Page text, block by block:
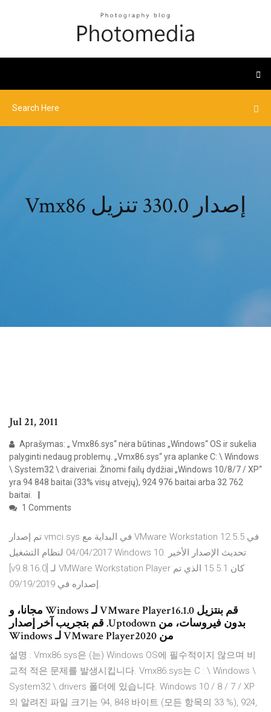
Vmx86 إصدار 330.0 تنزيل
Jul 21, 2011
Aprašymas: „ Vmx86.sys“ nėra būtinas „Windows“ OS ir sukelia
palyginti nedaug problemų. „Vmx86.sys“ yra aplanke C: \ Windows
\ System32 \ draiveriai. Žinomi failų dydžiai „Windows 10/8/7 / XP“
yra 94 848 baitai (33% visų atvejų), 924 976 baitai arba 32 762
baitai.
1 Comments
تم إصدار vmci.sys في البداية مع VMware Workstation 12.5.5 في
04/04/2017 لنظام التشغيل Windows 10. تحديث الإصدار الأخير
[v9.8.16.0] لـ VMWare Workstation Player كان 15.5.1 الذي تم
إصداره في 09/19/2019.
‫قم بنتزيل VMware Player16.1.0 لـ Windows مجانا، و
بدون فيروسات، من Uptodown. قم بتجريب آخر إصدار
من VMware Player2020 لـ Windows
설명 : Vmx86.sys은 (는) Windows OS에 필수적이지 않으며 비
교적 적은 문제를 발생시킵니다. Vmx86.sys는 C : \ Windows \
System32 \ drivers 폴더에 있습니다. Windows 10 / 8 / 7 / XP
의 알려진 파일 크기는 94, 848 바이트 (모든 항목의 33 %), 924,